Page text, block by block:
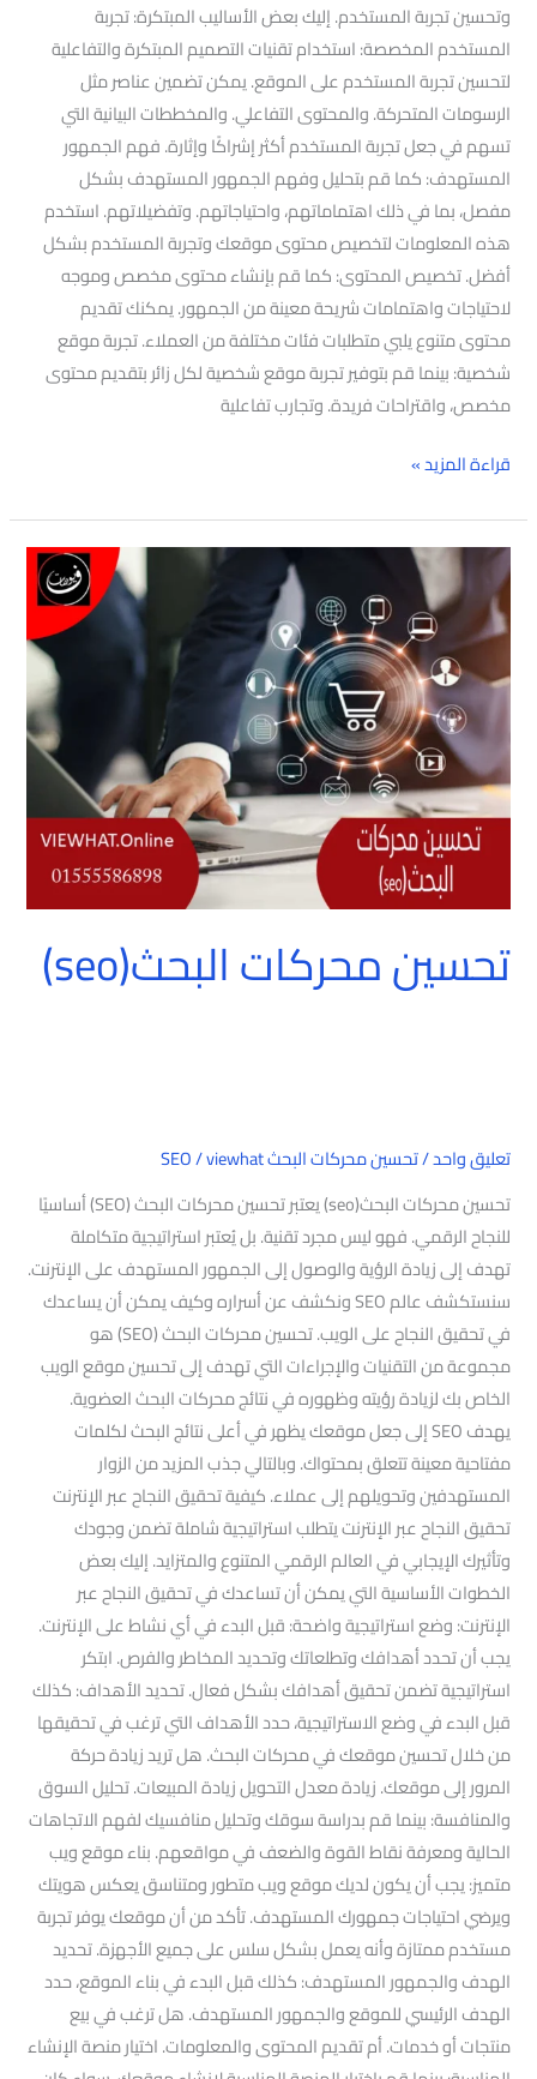
وتحسين تجربة المستخدم. إليك بعض الأساليب المبتكرة: تجربة
المستخدم المخصصة: استخدام تقنيات التصميم المبتكرة والتفاعلية
لتحسين تجربة المستخدم على الموقع. يمكن تضمين عناصر مثل
الرسومات المتحركة. والمحتوى التفاعلي. والمخططات البيانية التي
تسهم في جعل تجربة المستخدم أكثر إشراكًا وإثارة. فهم الجمهور
المستهدف: كما قم بتحليل وفهم الجمهور المستهدف بشكل
مفصل، بما في ذلك اهتماماتهم، واحتياجاتهم. وتفضيلاتهم. استخدم
هذه المعلومات لتخصيص محتوى موقعك وتجربة المستخدم بشكل
أفضل. تخصيص المحتوى: كما قم بإنشاء محتوى مخصص وموجه
لاحتياجات واهتمامات شريحة معينة من الجمهور. يمكنك تقديم
محتوى متنوع يلبي متطلبات فئات مختلفة من العملاء. تجربة موقع
شخصية: بينما قم بتوفير تجربة موقع شخصية لكل زائر بتقديم محتوى
مخصص، واقتراحات فريدة. وتجارب تفاعلية
قراءة المزيد »
تحسين محركات البحث(seo)
تعليق واحد/تحسين محركات البحث SEO /viewhat
تحسين محركات البحث(seo) يعتبر تحسين محركات البحث (SEO) أساسيًا
للنجاح الرقمي. فهو ليس مجرد تقنية. بل يُعتبر استراتيجية متكاملة
تهدف إلى زيادة الرؤية والوصول إلى الجمهور المستهدف على الإنترنت.
سنستكشف عالم SEO ونكشف عن أسراره وكيف يمكن أن يساعدك
في تحقيق النجاح على الويب. تحسين محركات البحث (SEO) هو
مجموعة من التقنيات والإجراءات التي تهدف إلى تحسين موقع الويب
الخاص بك لزيادة رؤيته وظهوره في نتائج محركات البحث العضوية.
يهدف SEO إلى جعل موقعك يظهر في أعلى نتائج البحث لكلمات
مفتاحية معينة تتعلق بمحتواك. وبالتالي جذب المزيد من الزوار
المستهدفين وتحويلهم إلى عملاء. كيفية تحقيق النجاح عبر الإنترنت
تحقيق النجاح عبر الإنترنت يتطلب استراتيجية شاملة تضمن وجودك
وتأثيرك الإيجابي في العالم الرقمي المتنوع والمتزايد. إليك بعض
الخطوات الأساسية التي يمكن أن تساعدك في تحقيق النجاح عبر
الإنترنت: وضع استراتيجية واضحة: قبل البدء في أي نشاط على الإنترنت.
يجب أن تحدد أهدافك وتطلعاتك وتحديد المخاطر والفرص. ابتكر
استراتيجية تضمن تحقيق أهدافك بشكل فعال. تحديد الأهداف: كذلك
قبل البدء في وضع الاستراتيجية، حدد الأهداف التي ترغب في تحقيقها
من خلال تحسين موقعك في محركات البحث. هل تريد زيادة حركة
المرور إلى موقعك. زيادة معدل التحويل زيادة المبيعات. تحليل السوق
والمنافسة: بينما قم بدراسة سوقك وتحليل منافسيك لفهم الاتجاهات
الحالية ومعرفة نقاط القوة والضعف في مواقعهم. بناء موقع ويب
متميز: يجب أن يكون لديك موقع ويب متطور ومتناسق يعكس هويتك
ويرضي احتياجات جمهورك المستهدف. تأكد من أن موقعك يوفر تجربة
مستخدم ممتازة وأنه يعمل بشكل سلس على جميع الأجهزة. تحديد
الهدف والجمهور المستهدف: كذلك قبل البدء في بناء الموقع، حدد
الهدف الرئيسي للموقع والجمهور المستهدف. هل ترغب في بيع
منتجات أو خدمات. أم تقديم المحتوى والمعلومات. اختيار منصة الإنشاء
تحسين
محركات
البحث(seo)